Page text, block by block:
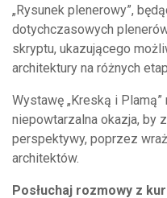
„Rysunek plenerowy”,
dotychczasowych
skryptu, ukazującego
architektury na różnych
Wystawę „Kreską i
niepowtarzalna okazja, by
perspektywy, poprzez
architektów.
Posłuchaj rozmowy z